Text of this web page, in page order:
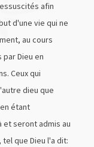
afin
d'une vie qui ne
au cours
Dieu en
Ceux qui
dieu que
étant
et seront admis au
que Dieu l'a dit: